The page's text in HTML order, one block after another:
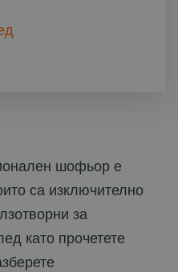
шофьор е
са изключително
за
като прочетете